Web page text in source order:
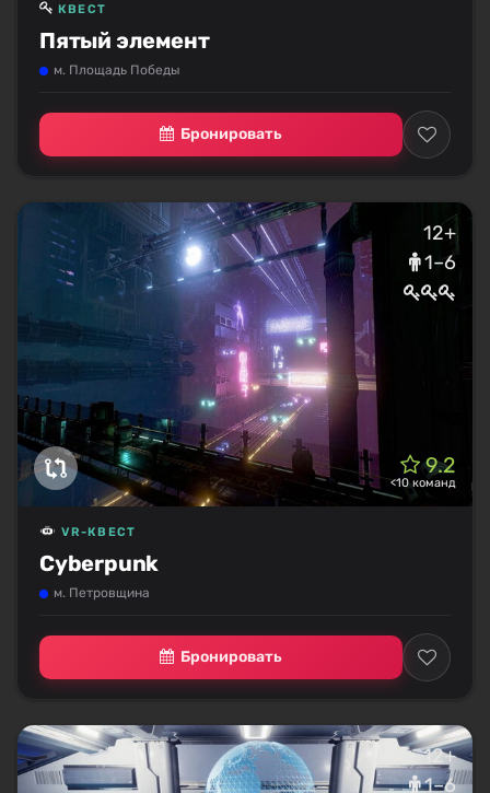
Пятый элемент
КВЕСТ
м. Площадь Победы
Бронировать
12+
1–6
9.2
<10 команд
Cyberpunk
VR-КВЕСТ
м. Петровщина
Бронировать
12+
1–6